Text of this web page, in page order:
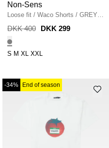
Non-Sens
Loose fit / Waco Shorts / GREY
MELANGE
DKK 400 DKK 299
S M XL XXL
-34% End of season